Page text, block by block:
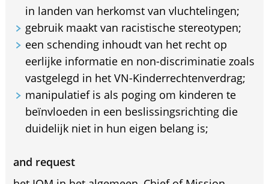
in landen van herkomst van vluchtelingen;
gebruik maakt van racistische stereotypen;
een schending inhoudt van het recht op
eerlijke informatie en non-discriminatie zoals
vastgelegd in het VN-Kinderrechtenverdrag;
manipulatief is als poging om kinderen te
beïnvloeden in een beslissingsrichting die
duidelijk niet in hun eigen belang is;
and request